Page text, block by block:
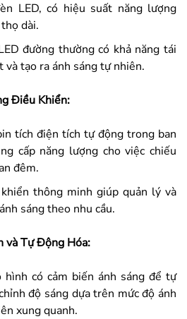
LED, có hiệu suất năng lượng
dài.
đường thường có khả năng tái
và tạo ra ánh sáng tự nhiên.
Điều Khiển:
tích điện tích tự động trong ban
cấp năng lượng cho việc chiếu
đêm.
thông minh giúp quản lý và
sáng theo nhu cầu.
và Tự Động Hóa:
hình có cảm biến ánh sáng để tự
độ sáng dựa trên mức độ ánh
xung quanh.